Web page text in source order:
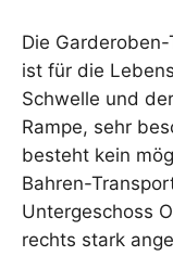
Die
ist für die
Schwelle und
Rampe, sehr
besteht kein
Bahren-
Untergeschoss
rechts stark